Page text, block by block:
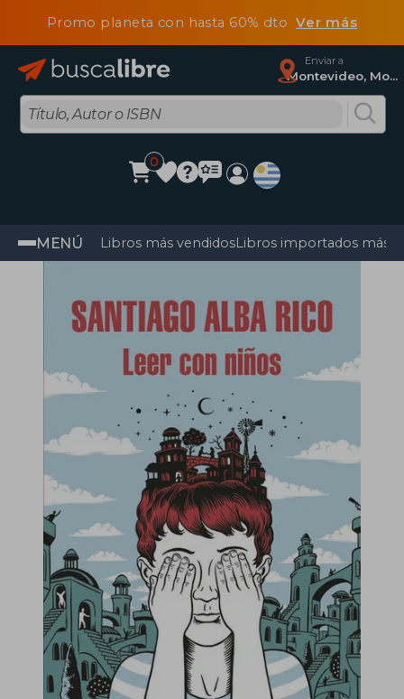
Promo planeta con hasta 60% dtoVer más
Enviar a
Montevideo, Montevideo
0
MENÚ Libros más vendidosLibros importados más